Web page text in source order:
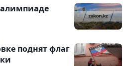
поднят флаг